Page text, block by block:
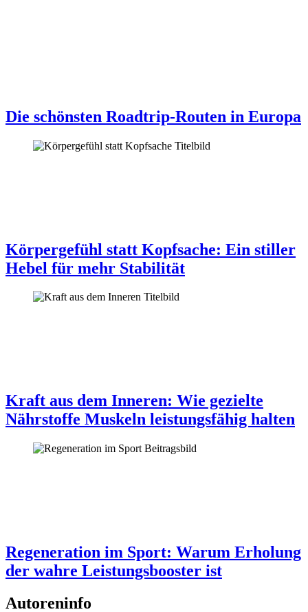
Die schönsten Roadtrip-Routen in Europa
Körpergefühl statt Kopfsache: Ein stiller
Hebel für mehr Stabilität
Kraft aus dem Inneren: Wie gezielte
Nährstoffe Muskeln leistungsfähig halten
Regeneration im Sport: Warum Erholung
der wahre Leistungsbooster ist
Autoreninfo